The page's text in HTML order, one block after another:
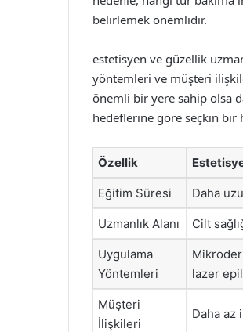
belirlemek önemlidir.
estetisyen ve güzellik
yöntemleri ve müşteri
önemli bir yere sahip olsa
hedeflerine göre seçkin bir
Özellik
Eğitim Süresi Daha
Uzmanlık Alanı Cilt
Uygulama
Yöntemleri
lazer
Müşteri
İlişkileri
Daha az